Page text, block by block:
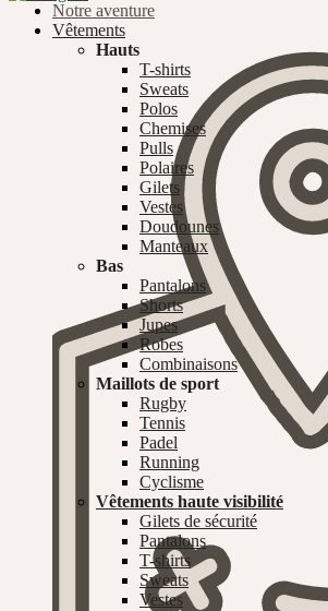
Notre aventure
Vêtements
Hauts
T-shirts
Sweats
Polos
Chemises
Pulls
Polaires
Gilets
Vestes
Doudounes
Manteaux
Bas
Pantalons
Shorts
Jupes
Robes
Combinaisons
Maillots de sport
Rugby
Tennis
Padel
Running
Cyclisme
Vêtements haute visibilité
Gilets de sécurité
Pantalons
T-shirts
Sweats
Vestes